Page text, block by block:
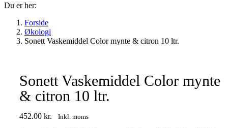
Du er her:
Forside
Økologi
Sonett Vaskemiddel Color mynte & citron 10 ltr.
Sonett Vaskemiddel Color mynte
& citron 10 ltr.
452.00 kr. Inkl. moms